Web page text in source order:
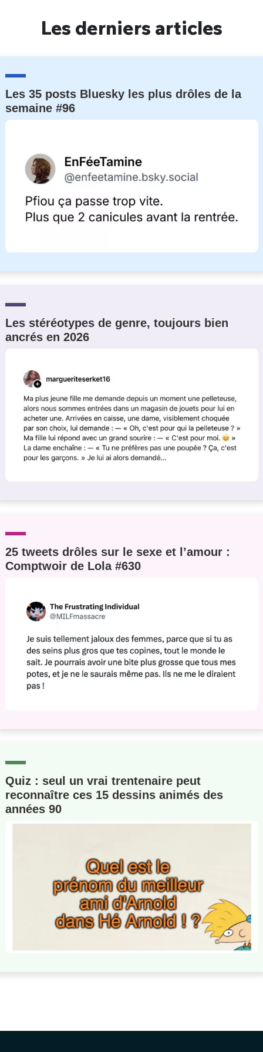
Les derniers articles
Les 35 posts Bluesky les plus drôles de la
semaine #96
Les stéréotypes de genre, toujours bien
ancrés en 2026
25 tweets drôles sur le sexe et l’amour :
Comptwoir de Lola #630
Quiz : seul un vrai trentenaire peut
reconnaître ces 15 dessins animés des
années 90
Un Thread